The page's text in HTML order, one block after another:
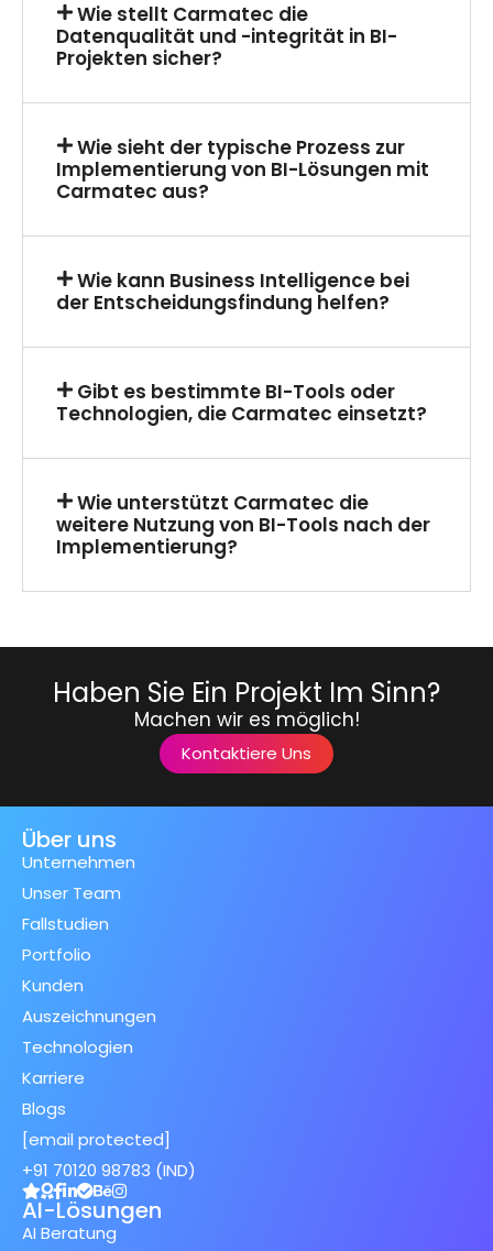
Wie stellt Carmatec die
Datenqualität und -integrität in BI-
Projekten sicher?
Wie sieht der typische Prozess zur
Implementierung von BI-Lösungen mit
Carmatec aus?
Wie kann Business Intelligence bei
der Entscheidungsfindung helfen?
Gibt es bestimmte BI-Tools oder
Technologien, die Carmatec einsetzt?
Wie unterstützt Carmatec die
weitere Nutzung von BI-Tools nach der
Implementierung?
Haben Sie Ein Projekt Im Sinn?
Machen wir es möglich!
Kontaktiere Uns
Über uns
Unternehmen
Unser Team
Fallstudien
Portfolio
Kunden
Auszeichnungen
Technologien
Karriere
Blogs
[email protected]
+91 70120 98783 (IND)
AI-Lösungen
AI Beratung